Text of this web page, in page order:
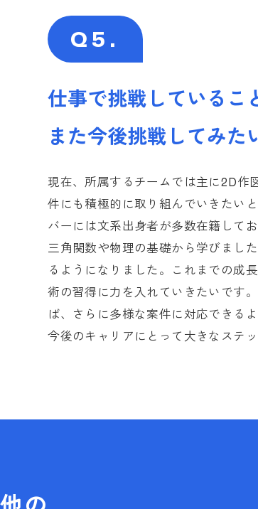
Q5.
仕事で挑戦しているこ
また今後挑戦してみた
現在、所属するチームでは主に2D作
件にも積極的に取り組んでいきたい
バーには文系出身者が多数在籍して
三角関数や物理の基礎から学びまし
るようになりました。これまでの成
術の習得に力を入れていきたいです
ば、さらに多様な案件に対応できる
今後のキャリアにとって大きなステ